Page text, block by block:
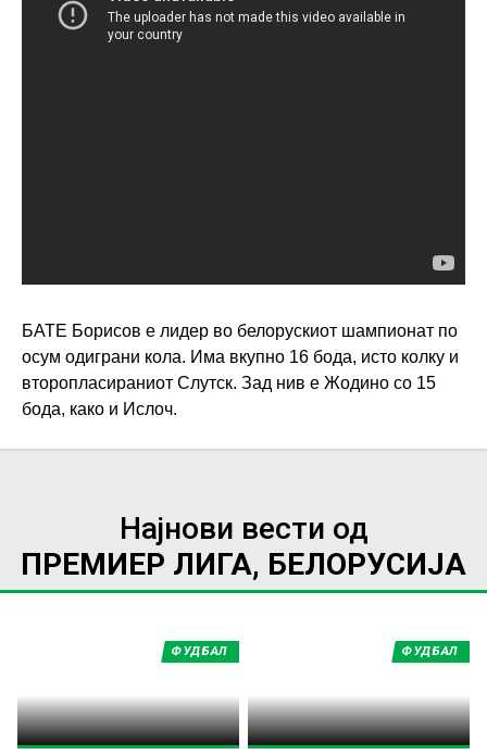
БАТЕ Борисов е лидер во белорускиот шампионат по
осум одиграни кола. Има вкупно 16 бода, исто колку и
второпласираниот Слутск. Зад нив е Жодино со 15
бода, како и Ислоч.
Најнови вести од
ПРЕМИЕР ЛИГА, БЕЛОРУСИЈА
ФУДБАЛ ФУДБАЛ